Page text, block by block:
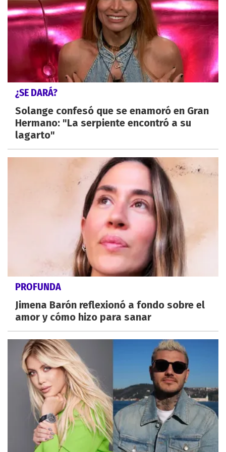
¿SE DARÁ?
Solange confesó que se enamoró en Gran
Hermano: "La serpiente encontró a su
lagarto"
PROFUNDA
Jimena Barón reflexionó a fondo sobre el
amor y cómo hizo para sanar